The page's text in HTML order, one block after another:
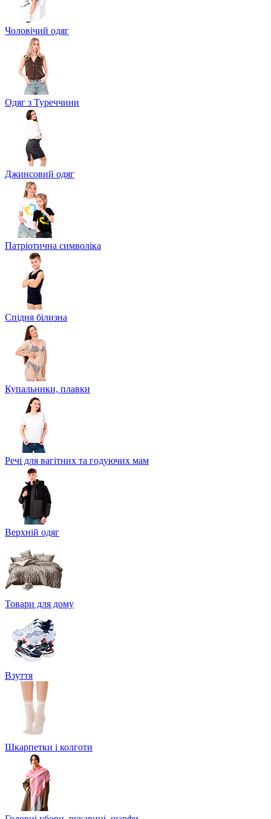
Чоловічий одяг
Одяг з Туреччини
Джинсовий одяг
Патріотична символіка
Спідня білизна
Купальники, плавки
Речі для вагітних та годуючих мам
Верхній одяг
Товари для дому
Взуття
Шкарпетки і колготи